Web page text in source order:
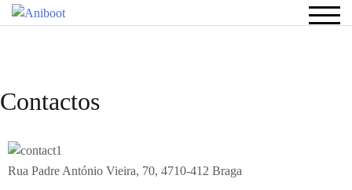
Contactos
Rua Padre António Vieira, 70, 4710-412 Braga